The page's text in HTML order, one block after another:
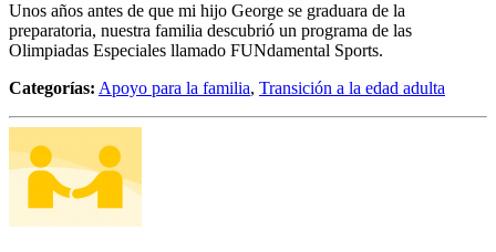
Unos años antes de que mi hijo George se graduara de la
preparatoria, nuestra familia descubrió un programa de las
Olimpiadas Especiales llamado FUNdamental Sports.
Categorías: Apoyo para la familia, Transición a la edad adulta